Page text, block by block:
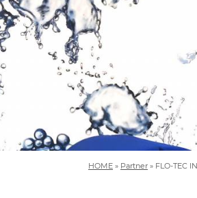
HOME » Partner » FLO-TEC